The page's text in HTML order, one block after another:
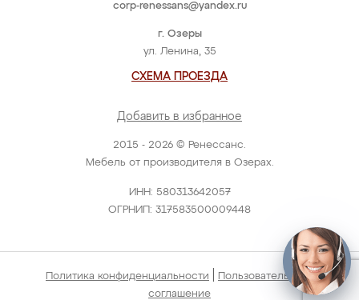
2015 - 2026 © Ренессанс.
Мебель от производителя в Озерах.
ИНН: 580313642057
ОГРНИП: 317583500009448
г. Озеры
ул. Ленина, 35
СХЕМА ПРОЕЗДА
Добавить в избранное
corp-renessans@yandex.ru
Политика конфиденциальности
Пользовательское
соглашение